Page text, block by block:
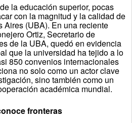
la educación superior, pocas
con la magnitud y la calidad de
Aires (UBA). En una reciente
Ortiz, Secretario de
de la UBA, quedó en evidencia
que la universidad ha tejido a lo
850 convenios internacionales
no solo como un actor clave
sino también como un
académica mundial.
fronteras